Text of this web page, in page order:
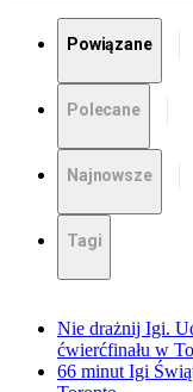
Powiązane
Polecane
Najnowsze
Tagi
Nie drażnij Igi.
ćwierćfinału w
66 minut Igi